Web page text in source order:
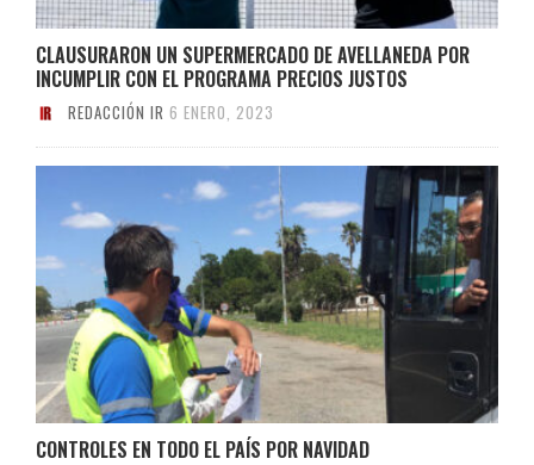
CLAUSURARON UN SUPERMERCADO DE AVELLANEDA POR
INCUMPLIR CON EL PROGRAMA PRECIOS JUSTOS
REDACCIÓN IR 6 ENERO, 2023
CONTROLES EN TODO EL PAÍS POR NAVIDAD